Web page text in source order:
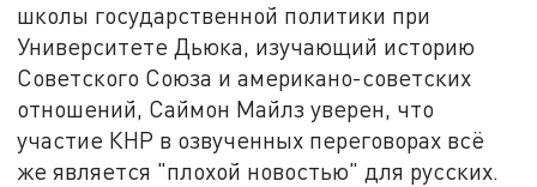
школы государственной политики при
Университете Дьюка, изучающий историю
Советского Союза и американо-советских
отношений, Саймон Майлз уверен, что
участие КНР в озвученных переговорах всё
же является "плохой новостью" для русских.